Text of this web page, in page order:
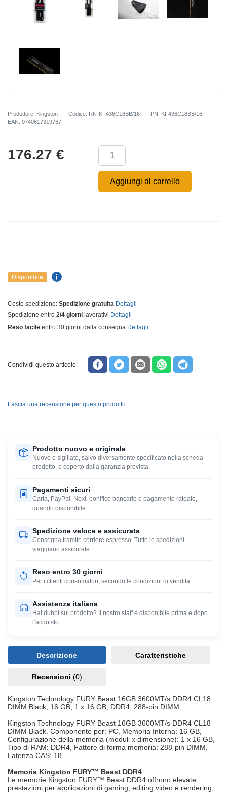
Produttore: Kingston Codice: RN-KF436C18BB/16
PN: KF436C18BB/16
EAN: 0740617319767
176.27 €
Aggiungi al carrello
Disponibile
Costo spedizione: Spedizione gratuita Dettagli
Spedizione entro 2/4 giorni lavorativi Dettagli
Reso facile entro 30 giorni dalla consegna Dettagli
Condividi questo articolo:
Lascia una recensione per questo prodotto
Prodotto nuovo e originale
Nuovo e sigillato, salvo diversamente specificato nella scheda
prodotto, e coperto dalla garanzia prevista.
Pagamenti sicuri
Carta, PayPal, Nexi, bonifico bancario e pagamento rateale,
quando disponibile.
Spedizione veloce e assicurata
Consegna tramite corriere espresso. Tutte le spedizioni
viaggiano assicurate.
Reso entro 30 giorni
Per i clienti consumatori, secondo le condizioni di vendita.
Assistenza italiana
Hai dubbi sul prodotto? Il nostro staff è disponibile prima e dopo
l’acquisto.
Descrizione Caratteristiche
Recensioni (0)
Kingston Technology FURY Beast 16GB 3600MT/s DDR4 CL18
DIMM Black, 16 GB, 1 x 16 GB, DDR4, 288-pin DIMM
Kingston Technology FURY Beast 16GB 3600MT/s DDR4 CL18
DIMM Black. Componente per: PC, Memoria Interna: 16 GB,
Configurazione della memoria (moduli x dimensione): 1 x 16 GB,
Tipo di RAM: DDR4, Fattore di forma memoria: 288-pin DIMM,
Latenza CAS: 18
Memoria Kingston FURY™ Beast DDR4
Le memorie Kingston FURY™ Beast DDR4 offrono elevate
prestazioni per applicazioni di gaming, editing video e rendering,